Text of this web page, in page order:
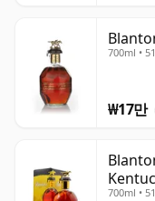
700ml •
₩17만
700ml •